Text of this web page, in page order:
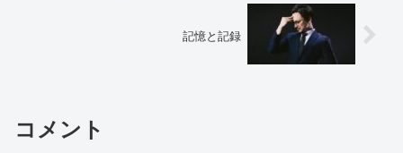
記憶と記録
コメント